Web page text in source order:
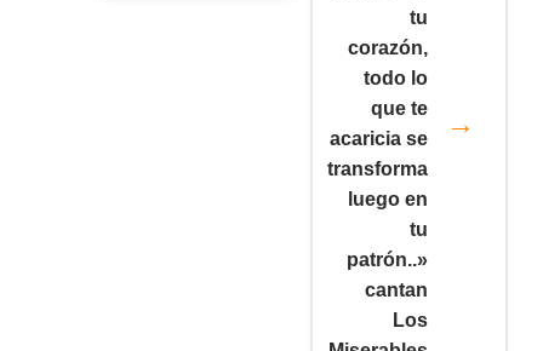
tu
corazón,
todo lo
que te
acaricia se
transforma
luego en
tu
patrón..»
cantan
Los